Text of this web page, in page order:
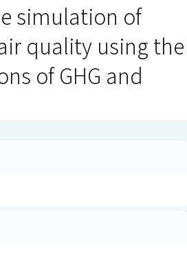
simulation of
quality using the
of GHG and